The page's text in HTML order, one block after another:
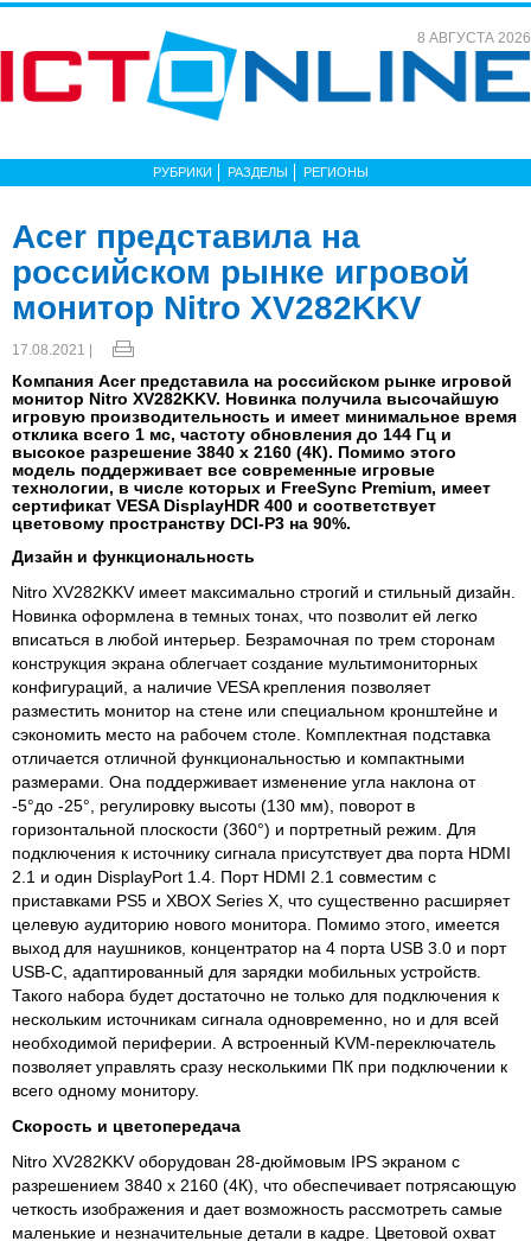
8 АВГУСТА 2026
РУБРИКИ РАЗДЕЛЫ РЕГИОНЫ
Acer представила на
российском рынке игровой
монитор Nitro XV282KKV
17.08.2021 |
Компания Acer представила на российском рынке игровой
монитор Nitro XV282KKV. Новинка получила высочайшую
игровую производительность и имеет минимальное время
отклика всего 1 мс, частоту обновления до 144 Гц и
высокое разрешение 3840 х 2160 (4К). Помимо этого
модель поддерживает все современные игровые
технологии, в числе которых и FreeSync Premium, имеет
сертификат VESA DisplayHDR 400 и соответствует
цветовому пространству DCI-P3 на 90%.
Дизайн и функциональность
Nitro XV282KKV имеет максимально строгий и стильный дизайн.
Новинка оформлена в темных тонах, что позволит ей легко
вписаться в любой интерьер. Безрамочная по трем сторонам
конструкция экрана облегчает создание мультимониторных
конфигураций, а наличие VESA крепления позволяет
разместить монитор на стене или специальном кронштейне и
сэкономить место на рабочем столе. Комплектная подставка
отличается отличной функциональностью и компактными
размерами. Она поддерживает изменение угла наклона от
-5°до -25°, регулировку высоты (130 мм), поворот в
горизонтальной плоскости (360°) и портретный режим. Для
подключения к источнику сигнала присутствует два порта HDMI
2.1 и один DisplayPort 1.4. Порт HDMI 2.1 совместим с
приставками PS5 и XBOX Series X, что существенно расширяет
целевую аудиторию нового монитора. Помимо этого, имеется
выход для наушников, концентратор на 4 порта USB 3.0 и порт
USB-C, адаптированный для зарядки мобильных устройств.
Такого набора будет достаточно не только для подключения к
нескольким источникам сигнала одновременно, но и для всей
необходимой периферии. А встроенный KVM-переключатель
позволяет управлять сразу несколькими ПК при подключении к
всего одному монитору.
Скорость и цветопередача
Nitro XV282KKV оборудован 28-дюймовым IPS экраном с
разрешением 3840 х 2160 (4К), что обеспечивает потрясающую
четкость изображения и дает возможность рассмотреть самые
маленькие и незначительные детали в кадре. Цветовой охват